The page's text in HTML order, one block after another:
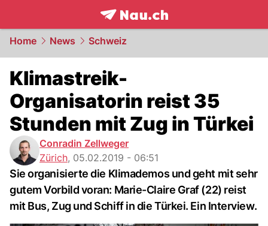
frontpage.NAU.ch
Home News Schweiz
Klimastreik-
Organisatorin reist 35
Stunden mit Zug in Türkei
Conradin Zellweger
Zürich, 05.02.2019 - 06:51
Sie organisierte die Klimademos und geht mit sehr
gutem Vorbild voran: Marie-Claire Graf (22) reist
mit Bus, Zug und Schiff in die Türkei. Ein Interview.